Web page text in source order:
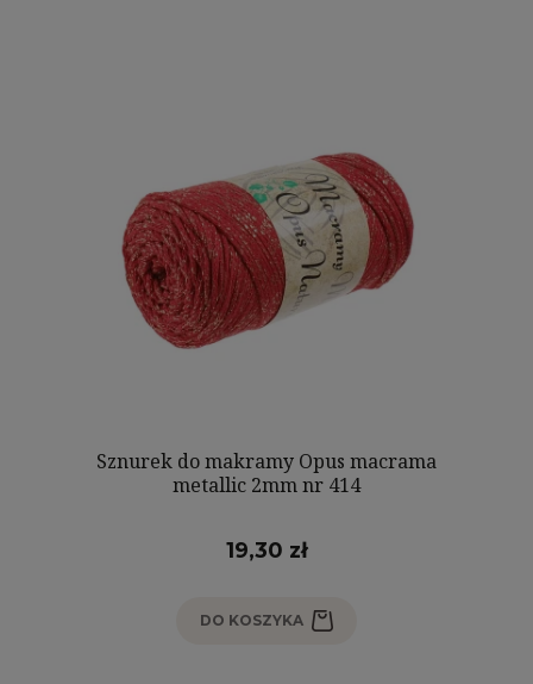
Sznurek do makramy Opus macrama
metallic 2mm nr 414
19,30 zł
DO KOSZYKA